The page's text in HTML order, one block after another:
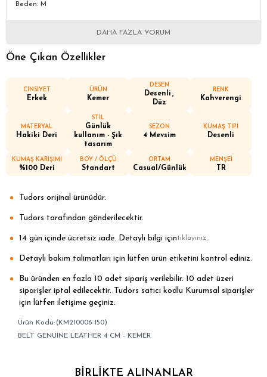
Beden: M
DAHA FAZLA YORUM
Öne Çıkan Özellikler
CİNSİYET
Erkek
ÜRÜN
Kemer
DESEN
Desenli
Düz
RENK
Kahverengi
MATERYAL
Hakiki Deri
STİL
Günlük
kullanım - Şık
tasarım
SEZON
4 Mevsim
KUMAŞ TİPİ
Desenli
KUMAŞ KARIŞIMI
%100 Deri
BOY / ÖLÇÜ
Standart
ORTAM
Casual/Günlük
MENŞEİ
TR
Tudors orijinal ürünüdür.
Tudors tarafından gönderilecektir.
14 gün içinde ücretsiz iade. Detaylı bilgi içintıklayınız.
Detaylı bakım talimatları için lütfen ürün etiketini kontrol ediniz.
Bu üründen en fazla 10 adet sipariş verilebilir. 10 adet üzeri
siparişler iptal edilecektir. Tudors satıcı kodlu Kurumsal siparişler
için lütfen iletişime geçiniz.
(KM210006-150)
BELT GENUINE LEATHER 4 CM - KEMER
BIRLIKTE ALINANLAR